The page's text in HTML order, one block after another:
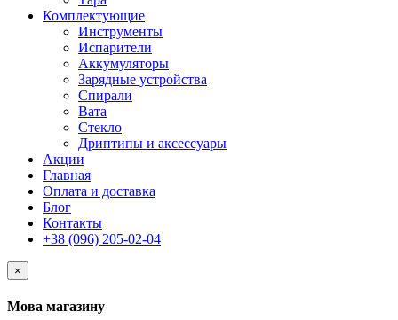
Комплектующие
Инструменты
Испарители
Аккумуляторы
Зарядные устройства
Спирали
Вата
Стекло
Дриптипы и аксессуары
Акции
Главная
Оплата и доставка
Блог
Контакты
+38 (096) 205-02-04
×
Мова магазину